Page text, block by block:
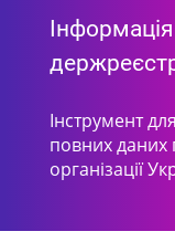
Інструмент
повних даних
організації